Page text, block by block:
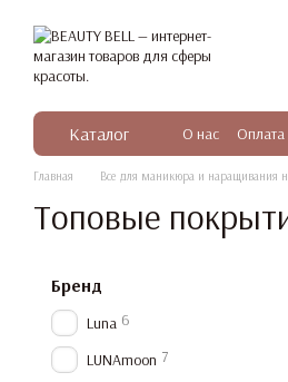
Каталог О нас Оплата
Главная Все для маникюра и наращивания
Топовые
Бренд
Luna 6
LUNAmoon 7